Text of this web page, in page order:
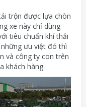
trộn được lựa chòn
xe này chỉ dùng
tiêu chuẩn khí thải
ưu việt đó thì
và công ty con trên
khách hàng.